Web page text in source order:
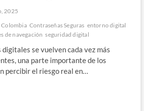
2025
Contraseñas Seguras entorno digital
de navegación seguridad digital
se vuelven cada vez más
una parte importante de los
percibir el riesgo real en…